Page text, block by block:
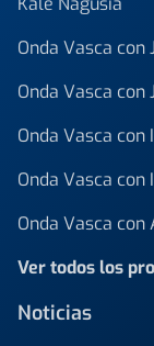
Onda Vasca con
Onda Vasca
Onda Vasca
Onda Vasca
Onda Vasca con
Ver todos los
Noticias